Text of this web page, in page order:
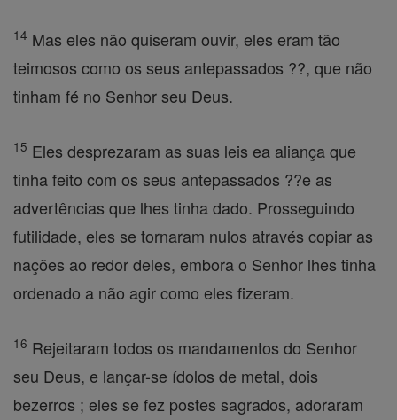
14 Mas eles não quiseram ouvir, eles eram tão
teimosos como os seus antepassados ??, que não
tinham fé no Senhor seu Deus.
15 Eles desprezaram as suas leis ea aliança que
tinha feito com os seus antepassados ??e as
advertências que lhes tinha dado. Prosseguindo
futilidade, eles se tornaram nulos através copiar as
nações ao redor deles, embora o Senhor lhes tinha
ordenado a não agir como eles fizeram.
16 Rejeitaram todos os mandamentos do Senhor
seu Deus, e lançar-se ídolos de metal, dois
bezerros ; eles se fez postes sagrados, adoraram